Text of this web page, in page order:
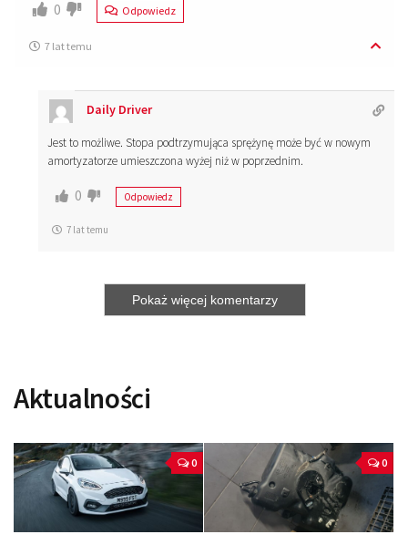
0 Odpowiedz
7 lat temu
Daily Driver
Jest to możliwe. Stopa podtrzymująca sprężynę może być w nowym
amortyzatorze umieszczona wyżej niż w poprzednim.
0 Odpowiedz
7 lat temu
Pokaż więcej komentarzy
Aktualności
0 0